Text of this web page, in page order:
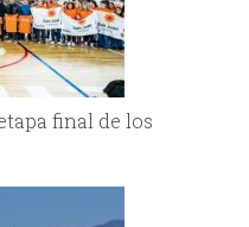
final de los